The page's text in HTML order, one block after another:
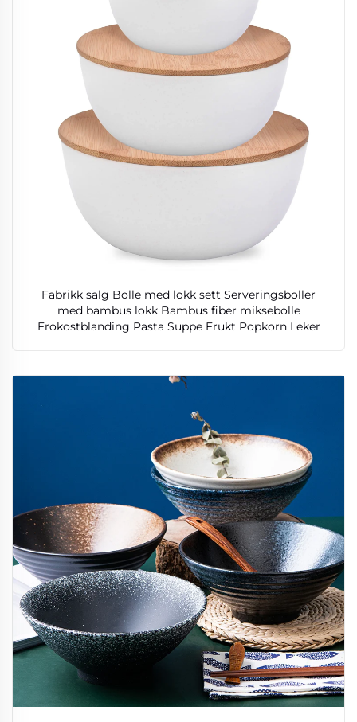
Fabrikk salg Bolle med lokk sett Serveringsboller
med bambus lokk Bambus fiber miksebolle
Frokostblanding Pasta Suppe Frukt Popkorn Leker